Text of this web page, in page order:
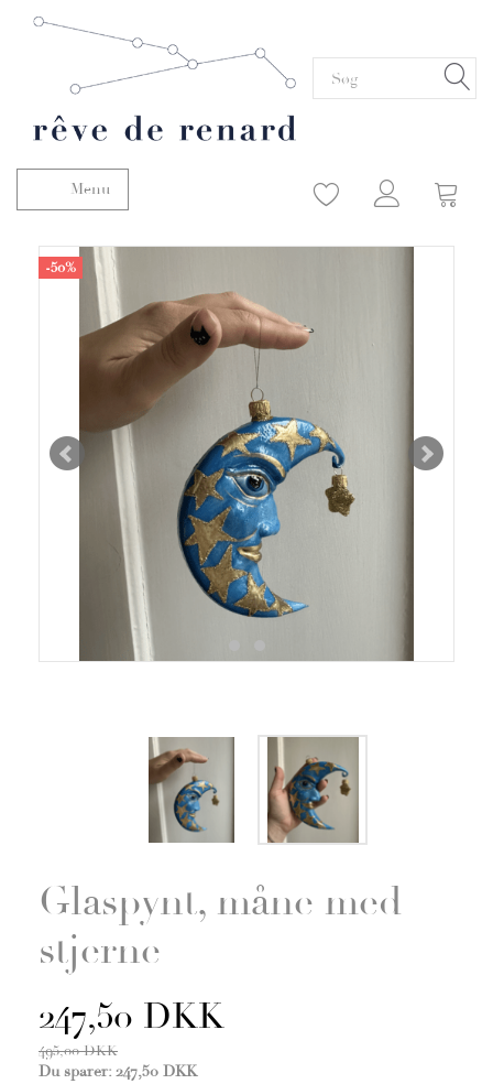
Skifte navigation
Menu
-50%
Glaspynt, måne med
stjerne
247,50 DKK
495,00 DKK
Du sparer: 247,50 DKK